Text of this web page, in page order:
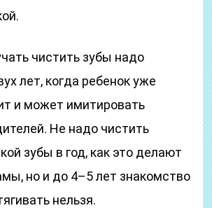
чистить зубы надо
лет, когда ребенок уже
и может имитировать
Не надо чистить
зубы в год, как это делают
но и до 4–5 лет знакомство
нельзя.